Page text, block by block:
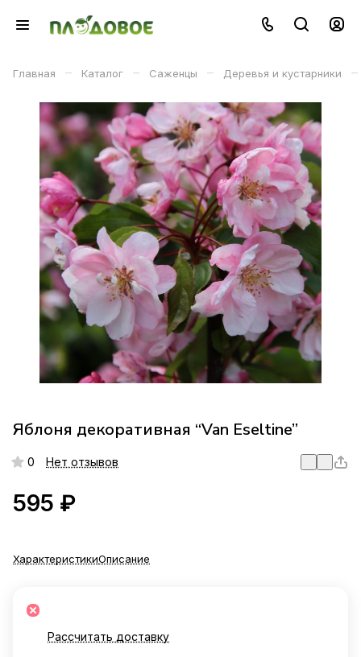
Главная – Каталог – Саженцы – Деревья и кустарники –
Яблоня декоративная “Van Eseltine”
0 Нет отзывов
595 ₽
ХарактеристикиОписание
Рассчитать доставку